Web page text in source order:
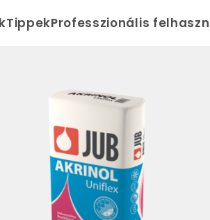
TippekProfesszionális